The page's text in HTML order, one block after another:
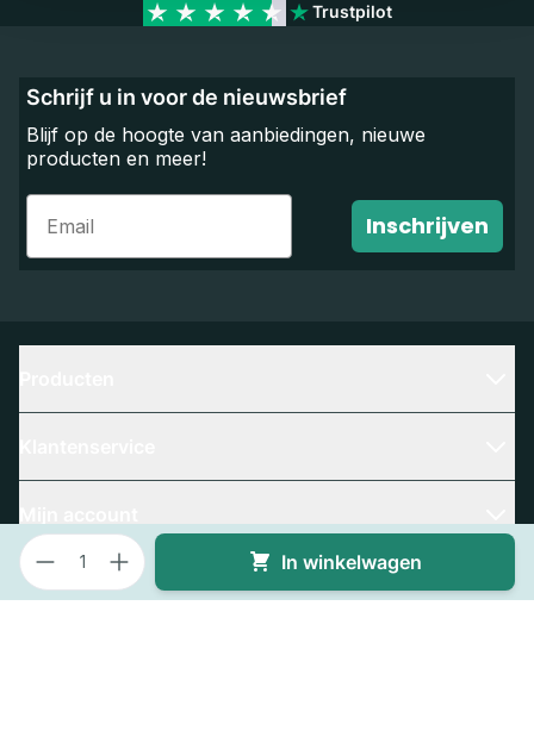
Aantal
In winkelwagen
Trustpilot
Schrijf u in voor de nieuwsbrief
Blijf op de hoogte van aanbiedingen, nieuwe
producten en meer!
Email
Inschrijven
Contact